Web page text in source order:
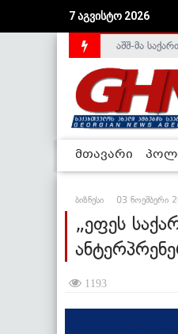
7 აგვისტო 2026
აშშ-მა
მთავარი
ბიზნესი 03 ნოემბერი
„ეფეს
1193